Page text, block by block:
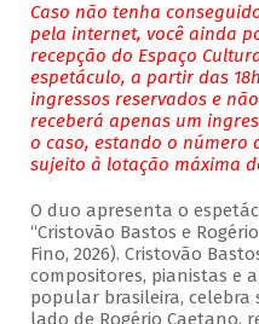
Caso não tenha
pela internet, você ainda
recepção do Espaço
espetáculo, a partir das
ingressos reservados e
receberá apenas um
o caso, estando o número
sujeito à lotação máxima
O duo apresenta o
“Cristovão Bastos e
Fino, 2026). Cristovão
compositores, pianistas e
popular brasileira, celebra